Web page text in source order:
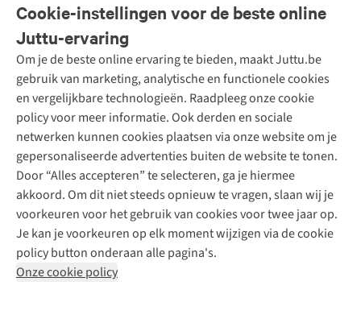
Cookie-instellingen voor de beste online
Juttu-ervaring
Om je de beste online ervaring te bieden, maakt Juttu.be
gebruik van marketing, analytische en functionele cookies
en vergelijkbare technologieën. Raadpleeg onze cookie
policy voor meer informatie. Ook derden en sociale
netwerken kunnen cookies plaatsen via onze website om je
gepersonaliseerde advertenties buiten de website te tonen.
Door “Alles accepteren” te selecteren, ga je hiermee
akkoord. Om dit niet steeds opnieuw te vragen, slaan wij je
voorkeuren voor het gebruik van cookies voor twee jaar op.
Je kan je voorkeuren op elk moment wijzigen via de cookie
policy button onderaan alle pagina's.
Onze cookie policy
Bestellen
Betalen
10% studentenkorting
Klarna - achteraf betalen
Levering
Retourneren
Bestelling herroepen
Garantie
Contact
Onze diensten
Tweedehands - ReJUsed
Kledingatelier
Personal shopping
Textielbox
Events / workshops
Juttu
Over ons
Juttu Friends
Inspiratie
Werken bij Juttu
Onze winkels
De wereld van Juttu
Verantwoord ondernemen
Toegankelijkheidsverklaring
Merken
Nathalie Vleeschouwer
Selected dames
HKLiving
Dickies
Sessùn
Strom
O My Bag
Revolution
Meld je aan voor de nieuwsbrief
Follow us